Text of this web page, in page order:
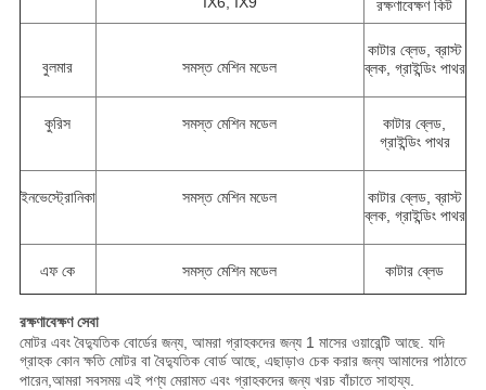
রক্ষণাবেক্ষণ কিট
বুলমার সমস্ত মেশিন মডেল
কাটার ব্লেড, ব্রাস্ট
ব্লক, গ্রাইন্ডিং পাথর
কুরিস সমস্ত মেশিন মডেল
কাটার ব্লেড,
গ্রাইন্ডিং পাথর
ইনভেস্ট্রোনিকা সমস্ত মেশিন মডেল
কাটার ব্লেড, ব্রাস্ট
ব্লক, গ্রাইন্ডিং পাথর
এফ কে সমস্ত মেশিন মডেল কাটার ব্লেড
রক্ষণাবেক্ষণ সেবা
মোটর এবং বৈদ্যুতিক বোর্ডের জন্য, আমরা গ্রাহকদের জন্য 1 মাসের ওয়ারেন্টি আছে. যদি
গ্রাহক কোন ক্ষতি মোটর বা বৈদ্যুতিক বোর্ড আছে, এছাড়াও চেক করার জন্য আমাদের পাঠাতে
পারেন,আমরা সবসময় এই পণ্য মেরামত এবং গ্রাহকদের জন্য খরচ বাঁচাতে সাহায্য.